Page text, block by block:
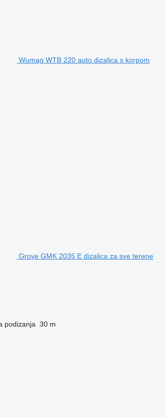
Wumag WTB 220 auto dizalica s korpom
Grove GMK 2035 E dizalica za sve terene
podizanja 30 m